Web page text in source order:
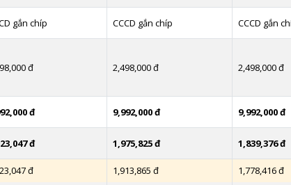
gắn chíp CCCD gắn chíp CCCD gắn
đ 2,498,000 đ 2,498,000 đ
đ 9,992,000 đ 9,992,000 đ
đ 1,975,825 đ 1,839,376 đ
đ 1,913,865 đ 1,778,416 đ